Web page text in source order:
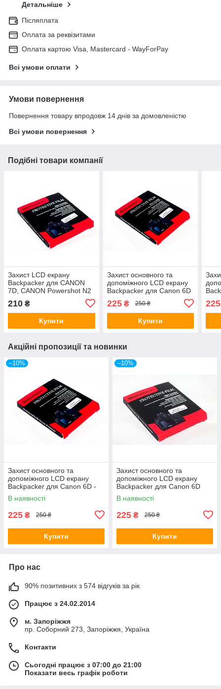
Детальніше
Післяплата
Оплата за реквізитами
Оплата картою Visa, Mastercard - WayForPay
Всі умови оплати
Умови повернення
Повернення товару впродовж 14 днів за домовленістю
Всі умови повернення
Подібні товари компанії
Захист LCD екрану
Backpacker для CANON
7D, CANON Powershot N2
- НЕ ПЛІВКА - загартоване
скло
210 ₴
Купити
Захист основного та
допоміжного LCD екрану
Backpacker для Canon 6D
225₴ 250 ₴
Купити
225
Акційні пропозиції та новинки
–10%
Захист основного та
допоміжного LCD екрану
Backpacker для Canon 6D -
загартоване скло
В наявності
225 ₴ 250 ₴
Купити
–10%
Захист основного та
допоміжного LCD екрану
Backpacker для Canon 6D
Mark II - загартоване скло
В наявності
225 ₴ 250 ₴
Купити
Про нас
90% позитивних з 574 відгуків за рік
Працює з 24.02.2014
м. Запоріжжя
пр. Соборний 273, Запоріжжя, Україна
Контакти
Сьогодні працює з 07:00 до 21:00
Показати весь графік роботи